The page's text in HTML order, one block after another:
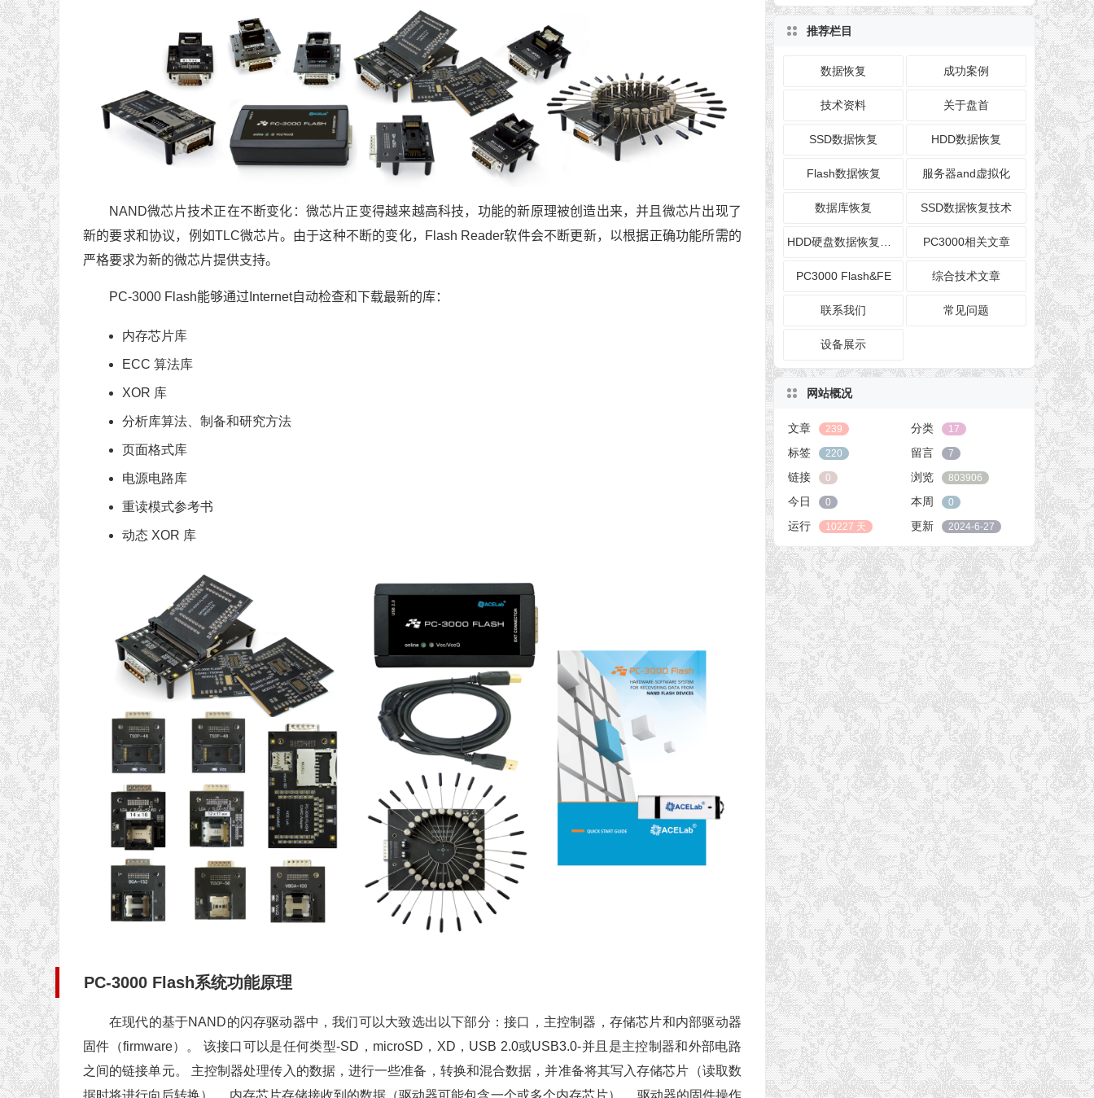
NAND微芯片技术正在不断变化：微芯片正变得越来越高科技，功能的新原理被创造出来，并且微芯片出现了
新的要求和协议，例如TLC微芯片。由于这种不断的变化，Flash Reader软件会不断更新，以根据正确功能所需的
严格要求为新的微芯片提供支持。
PC-3000 Flash能够通过Internet自动检查和下载最新的库：
内存芯片库
ECC 算法库
XOR 库
分析库算法、制备和研究方法
页面格式库
电源电路库
重读模式参考书
动态 XOR 库
PC-3000 Flash系统功能原理
在现代的基于NAND的闪存驱动器中，我们可以大致选出以下部分：接口，主控制器，存储芯片和内部驱动器
固件（firmware）。 该接口可以是任何类型-SD，microSD，XD，USB 2.0或USB3.0-并且是主控制器和外部电路
之间的链接单元。 主控制器处理传入的数据，进行一些准备，转换和混合数据，并准备将其写入存储芯片（读取数
据时将进行向后转换）。 内存芯片存储接收到的数据（驱动器可能包含一个或多个内存芯片）。 驱动器的固件操作
推荐栏目
数据恢复 成功案例
技术资料 关于盘首
SSD数据恢复 HDD数据恢复
Flash数据恢复 服务器and虚拟化
数据库恢复 SSD数据恢复技术
PC3000相关文章
PC3000 Flash&FE 综合技术文章
联系我们 常见问题
设备展示
网站概况
文章 239 分类 17
标签 220 留言 7
链接 0 浏览 803906
今日 0 本周 0
运行 10227 天 更新 2024-6-27